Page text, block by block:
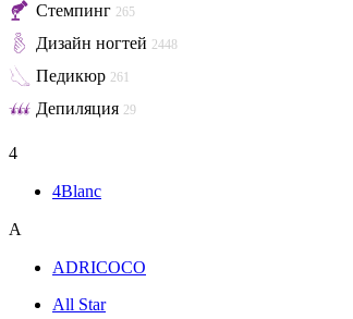
Стемпинг 265
Дизайн ногтей 2448
Педикюр 261
Депиляция 29
4
4Blanc
A
ADRICOCO
All Star